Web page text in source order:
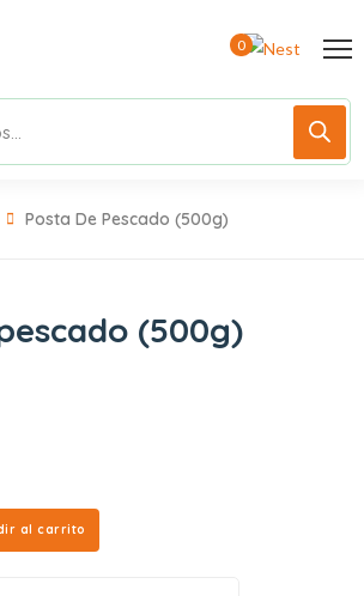
0
Posta De Pescado (500g)
(500g)
al carrito